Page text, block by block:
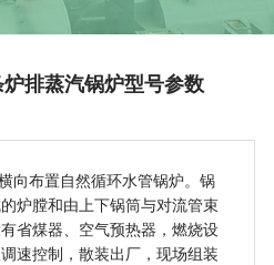
排蒸汽锅炉型号参数
向布置自然循环水管锅炉。锅
炉膛和由上下锅筒与对流管束
省煤器、空气预热器，燃烧设
速控制，散装出厂，现场组装